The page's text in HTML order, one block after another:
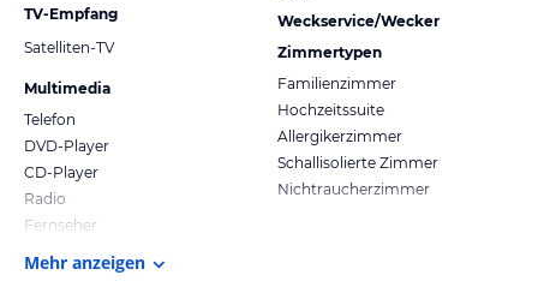
TV-Empfang
Satelliten-TV
Multimedia
Telefon
DVD-Player
CD-Player
Radio
Fernseher
Weckservice/Wecker
Zimmertypen
Familienzimmer
Hochzeitssuite
Allergikerzimmer
Schallisolierte Zimmer
Nichtraucherzimmer
Mehr anzeigen